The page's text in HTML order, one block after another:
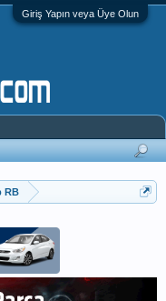
Giriş Yapın veya Üye Olun
Accent Blue Forum - Club RB